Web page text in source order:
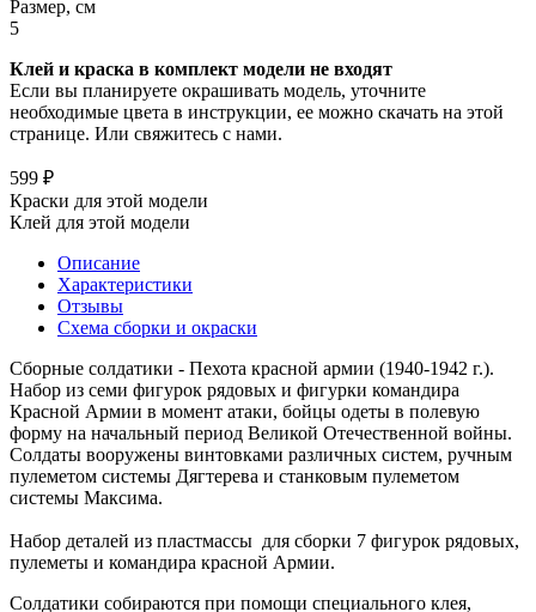
Размер, см
5
Клей и краска в комплект модели не входят
Если вы планируете окрашивать модель, уточните
необходимые цвета в инструкции, ее можно скачать на этой
странице. Или свяжитесь с нами.
599 ₽
Краски для этой модели
Клей для этой модели
Описание
Характеристики
Отзывы
Схема сборки и окраски
Сборные солдатики - Пехота красной армии (1940-1942 г.).
Набор из семи фигурок рядовых и фигурки командира
Красной Армии в момент атаки, бойцы одеты в полевую
форму на начальный период Великой Отечественной войны.
Солдаты вооружены винтовками различных систем, ручным
пулеметом системы Дягтерева и станковым пулеметом
системы Максима.
Набор деталей из пластмассы для сборки 7 фигурок рядовых,
пулеметы и командира красной Армии.
Солдатики собираются при помощи специального клея,